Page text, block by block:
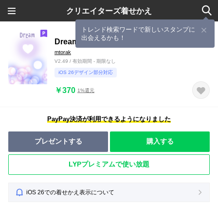
クリエイターズ着せかえ
トレンド検索ワードで新しいスタンプに
出会えるかも！
Dream~夢～
mtorak
V2.49 / 有効期間 - 期限なし
iOS 26デザイン部分対応
￥370 1%還元
PayPay決済が利用できるようになりました
プレゼントする 購入する
LYPプレミアムで使い放題
iOS 26での着せかえ表示について